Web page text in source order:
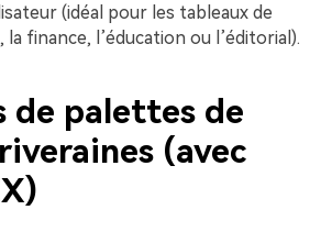
(idéal pour les tableaux de
finance, l’éducation ou l’éditorial).
de palettes de
(avec